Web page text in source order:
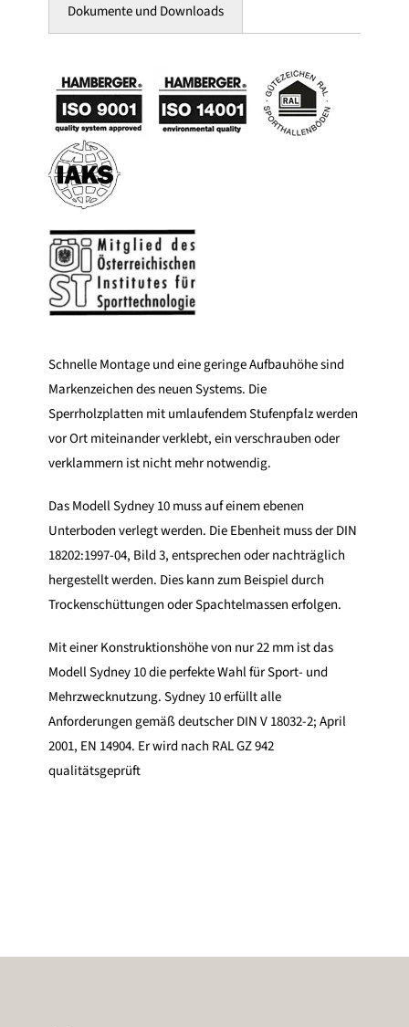
Dokumente und Downloads
Schnelle Montage und eine geringe Aufbauhöhe sind
Markenzeichen des neuen Systems. Die
Sperrholzplatten mit umlaufendem Stufenpfalz werden
vor Ort miteinander verklebt, ein verschrauben oder
verklammern ist nicht mehr notwendig.
Das Modell Sydney 10 muss auf einem ebenen
Unterboden verlegt werden. Die Ebenheit muss der DIN
18202:1997-04, Bild 3, entsprechen oder nachträglich
hergestellt werden. Dies kann zum Beispiel durch
Trockenschüttungen oder Spachtelmassen erfolgen.
Mit einer Konstruktionshöhe von nur 22 mm ist das
Modell Sydney 10 die perfekte Wahl für Sport- und
Mehrzwecknutzung. Sydney 10 erfüllt alle
Anforderungen gemäß deutscher DIN V 18032-2; April
2001, EN 14904. Er wird nach RAL GZ 942
qualitätsgeprüft